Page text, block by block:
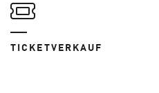
TICKETVERKAUF